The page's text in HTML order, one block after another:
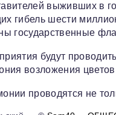
выживших в
гибель шести
государственные
будут
возложения
проводятся не